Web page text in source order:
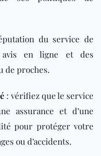
du service de
en ligne et des
de proches.
: vérifiez que le service
assurance et d’une
pour protéger votre
ou d’accidents.